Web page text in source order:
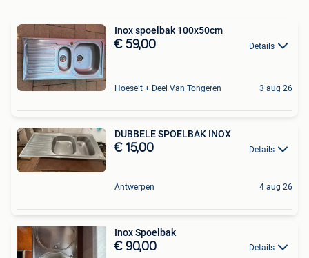
Inox spoelbak 100x50cm
€ 59,00 Details
Hoeselt + Deel Van Tongeren 3 aug 26
DUBBELE SPOELBAK INOX
€ 15,00 Details
Antwerpen 4 aug 26
Inox Spoelbak
€ 90,00 Details